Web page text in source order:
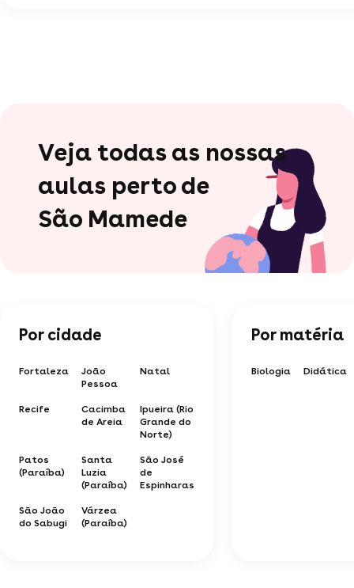
Veja todas as nossas
aulas perto de
São Mamede
Por cidade
Fortaleza
João
Pessoa
Natal
Recife
Cacimba
de Areia
Ipueira (Rio
Grande do
Norte)
Patos
(Paraíba)
Santa
Luzia
(Paraíba)
São José
de
Espinharas
São João
do Sabugi
Várzea
(Paraíba)
Por matéria
Biologia Didática